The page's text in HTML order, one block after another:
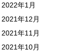
2022年1月
2021年12月
2021年11月
2021年10月